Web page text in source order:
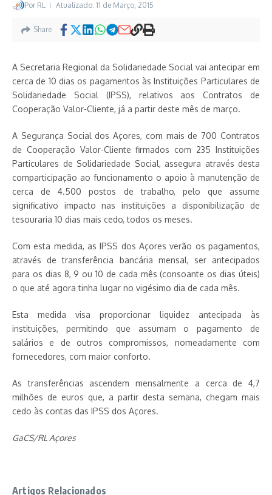
Por RL Atualizado: 11 de Março, 2015
Share
A Secretaria Regional da Solidariedade Social vai antecipar em
cerca de 10 dias os pagamentos às Instituições Particulares de
Solidariedade Social (IPSS), relativos aos Contratos de
Cooperação Valor-Cliente, já a partir deste mês de março.
A Segurança Social dos Açores, com mais de 700 Contratos
de Cooperação Valor-Cliente firmados com 235 Instituições
Particulares de Solidariedade Social, assegura através desta
comparticipação ao funcionamento o apoio à manutenção de
cerca de 4.500 postos de trabalho, pelo que assume
significativo impacto nas instituições a disponibilização de
tesouraria 10 dias mais cedo, todos os meses.
Com esta medida, as IPSS dos Açores verão os pagamentos,
através de transferência bancária mensal, ser antecipados
para os dias 8, 9 ou 10 de cada mês (consoante os dias úteis)
o que até agora tinha lugar no vigésimo dia de cada mês.
Esta medida visa proporcionar liquidez antecipada às
instituições, permitindo que assumam o pagamento de
salários e de outros compromissos, nomeadamente com
fornecedores, com maior conforto.
As transferências ascendem mensalmente a cerca de 4,7
milhões de euros que, a partir desta semana, chegam mais
cedo às contas das IPSS dos Açores.
GaCS/RL Açores
Artigos Relacionados